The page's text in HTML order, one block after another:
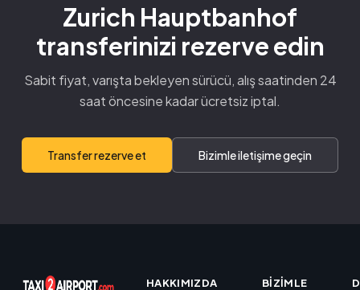
Zurich Hauptbanhof
transferinizi rezerve edin
Sabit fiyat, varışta bekleyen sürücü, alış saatinden 24
saat öncesine kadar ücretsiz iptal.
Transfer rezerve et Bizimle iletişime geçin
HAKKIMIZDA
BIZIMLE